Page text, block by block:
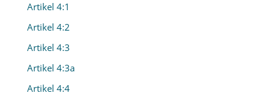
Artikel 4:1
Artikel 4:2
Artikel 4:3
Artikel 4:3a
Artikel 4:4